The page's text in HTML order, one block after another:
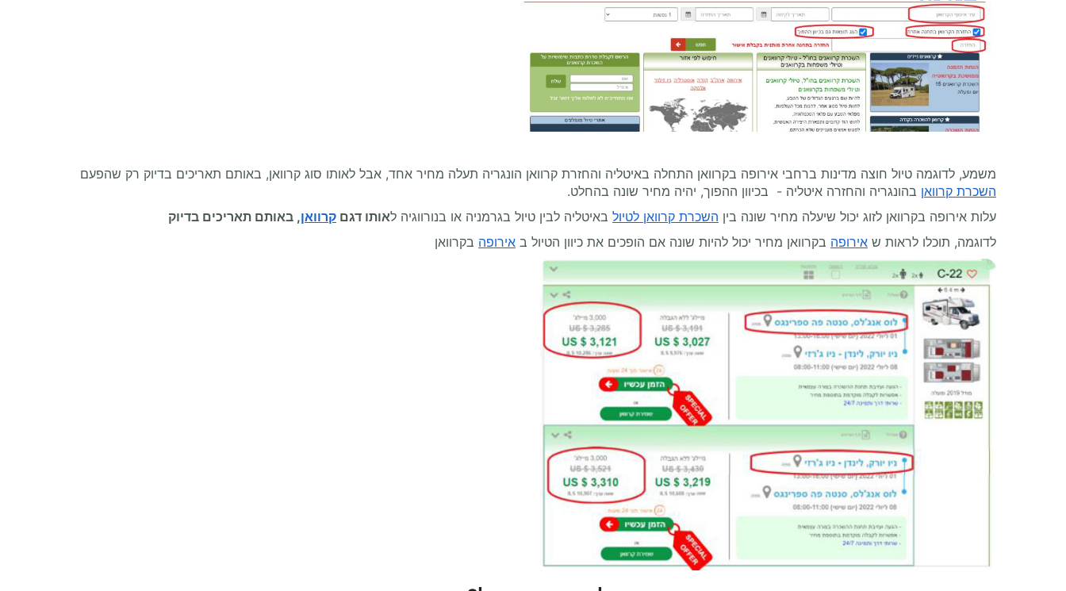
משמע, לדוגמה טיול חוצה מדינות ברחבי אירופה בקרוואן התחלה באיטליה והחזרת קרוואן הונגריה תעלה מחיר אחד, אבל לאותו סוג קרוואן, באותם תאריכים בדיוק רק שהפעם
השכרת קרוואן בהונגריה והחזרה איטליה - בכיוון ההפוך, יהיה מחיר שונה בהחלט.
עלות אירופה בקרוואן לזוג יכול שיעלה מחיר שונה בין השכרת קרוואן לטיול באיטליה לבין טיול בגרמניה או בנורווגיה לאותו דגם קרוואן, באותם תאריכים בדיוק
לדוגמה, תוכלו לראות ש אירופה בקרוואן מחיר יכול להיות שונה אם הופכים את כיוון הטיול ב אירופה בקרוואן